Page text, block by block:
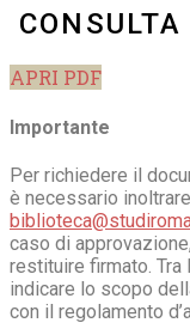
APRI PDF
Importante
Per richiedere il
è necessario
caso di
restituire firmato.
indicare lo scopo
con il regolamento